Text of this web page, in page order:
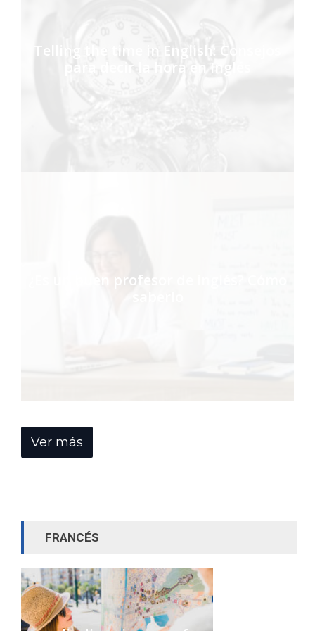
Telling the time in English: Consejos
para decir la hora en Inglés
¿Es un buen profesor de inglés? Cómo
Ver más
FRANCÉS